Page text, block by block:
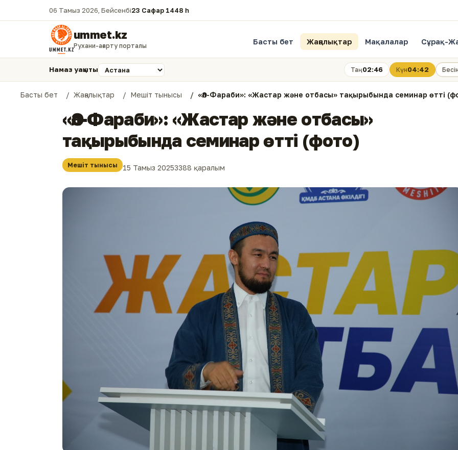
06 Тамыз 2026, Бейсенбі23 Сафар 1448 һ.
ummet.kz
Рухани-ағарту порталы Басты бет Жаңалықтар Мақалалар Сұрақ-
Намаз уақыты Таң02:46 Күн04:42 Бесін
Басты бет Жаңалықтар Мешіт тынысы «Әл-Фараби»: «Жастар және отбасы» тақырыбында семинар өтті
«Әл-Фараби»: «Жастар және отбасы»
тақырыбында семинар өтті (фото)
Мешіт тынысы 15 Тамыз 20253388 қаралым